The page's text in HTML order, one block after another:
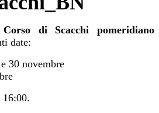
Corso di Scacchi pomeridiano
date:
30 novembre
16:00.